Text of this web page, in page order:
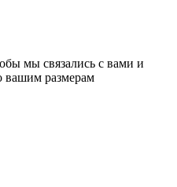
мы связались с вами и
вашим размерам